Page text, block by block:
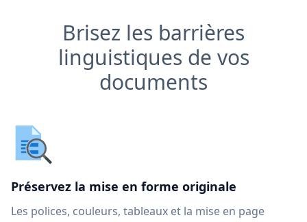
Brisez les barrières
linguistiques de vos
documents
Préservez la mise en forme originale
Les polices, couleurs, tableaux et la mise en page